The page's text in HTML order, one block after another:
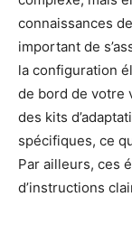
connaissances
important de
la configuration
de bord de votre
des kits
spécifiques, ce
Par ailleurs, ces
d’instructions